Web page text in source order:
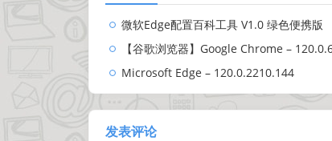
微软Edge配置百科工具 V1.0 绿色便携版
【谷歌浏览器】Google Chrome –
Microsoft Edge – 120.0.2210.144
发表评论